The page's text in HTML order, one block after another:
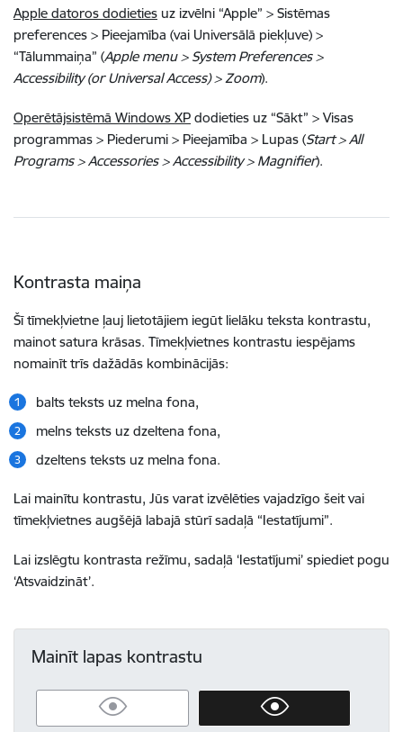
Apple datoros dodieties uz izvēlni “Apple” > Sistēmas
preferences > Pieejamība (vai Universālā piekļuve) >
“Tālummaiņa” (Apple menu > System Preferences >
Accessibility (or Universal Access) > Zoom).
Operētājsistēmā Windows XP dodieties uz “Sākt” > Visas
programmas > Piederumi > Pieejamība > Lupas (Start > All
Programs > Accessories > Accessibility > Magnifier).
Kontrasta maiņa
Šī tīmekļvietne ļauj lietotājiem iegūt lielāku teksta kontrastu,
mainot satura krāsas. Tīmekļvietnes kontrastu iespējams
nomainīt trīs dažādās kombinācijās:
balts teksts uz melna fona,
melns teksts uz dzeltena fona,
dzeltens teksts uz melna fona.
Lai mainītu kontrastu, Jūs varat izvēlēties vajadzīgo šeit vai
tīmekļvietnes augšējā labajā stūrī sadaļā “Iestatījumi”.
Lai izslēgtu kontrasta režīmu, sadaļā ‘Iestatījumi’ spiediet pogu
‘Atsvaidzināt’.
Mainīt lapas kontrastu